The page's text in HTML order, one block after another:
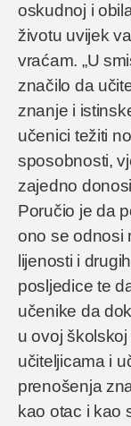
oskudnoj i
životu uvijek
vraćam. „U
značilo da
znanje i
učenici težiti
sposobnosti,
zajedno
Poručio je da
ono se odnosi
lijenosti i
posljedice te
učenike da
u ovoj
učiteljicama i
prenošenja
kao otac i kao